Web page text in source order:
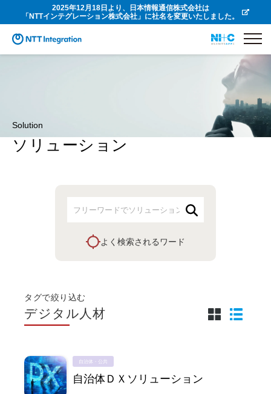
2025年12月18日より、日本情報通信株式会社は
「NTTインテグレーション株式会社」に社名を変更いたしました。
Solution
ソリューション
よく検索されるワード
タグで絞り込む
デジタル人材
自治体・公共
自治体ＤＸソリューション